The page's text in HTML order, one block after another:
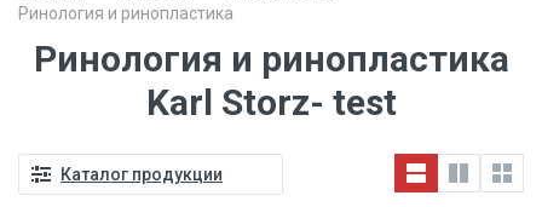
Ринология и ринопластика
Ринология и ринопластика
Karl Storz- test
Каталог продукции